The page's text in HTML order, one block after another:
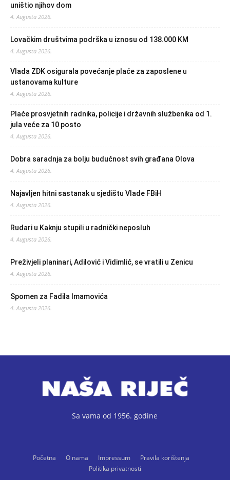
uništio njihov dom
4. Augusta 2026.
Lovačkim društvima podrška u iznosu od 138.000 KM
4. Augusta 2026.
Vlada ZDK osigurala povećanje plaće za zaposlene u
ustanovama kulture
4. Augusta 2026.
Plaće prosvjetnih radnika, policije i državnih službenika od 1.
jula veće za 10 posto
4. Augusta 2026.
Dobra saradnja za bolju budućnost svih građana Olova
4. Augusta 2026.
Najavljen hitni sastanak u sjedištu Vlade FBiH
4. Augusta 2026.
Rudari u Kaknju stupili u radnički neposluh
4. Augusta 2026.
Preživjeli planinari, Adilović i Vidimlić, se vratili u Zenicu
4. Augusta 2026.
Spomen za Fadila Imamovića
4. Augusta 2026.
Sa vama od 1956. godine
Početna O nama Impressum
Pravila korištenja
Politika privatnosti